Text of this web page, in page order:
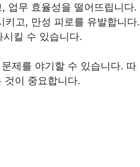
업무 효율성을 떨어뜨립니다.
키고, 만성 피로를 유발합니다.
킬 수 있습니다.
제를 야기할 수 있습니다. 따
것이 중요합니다.